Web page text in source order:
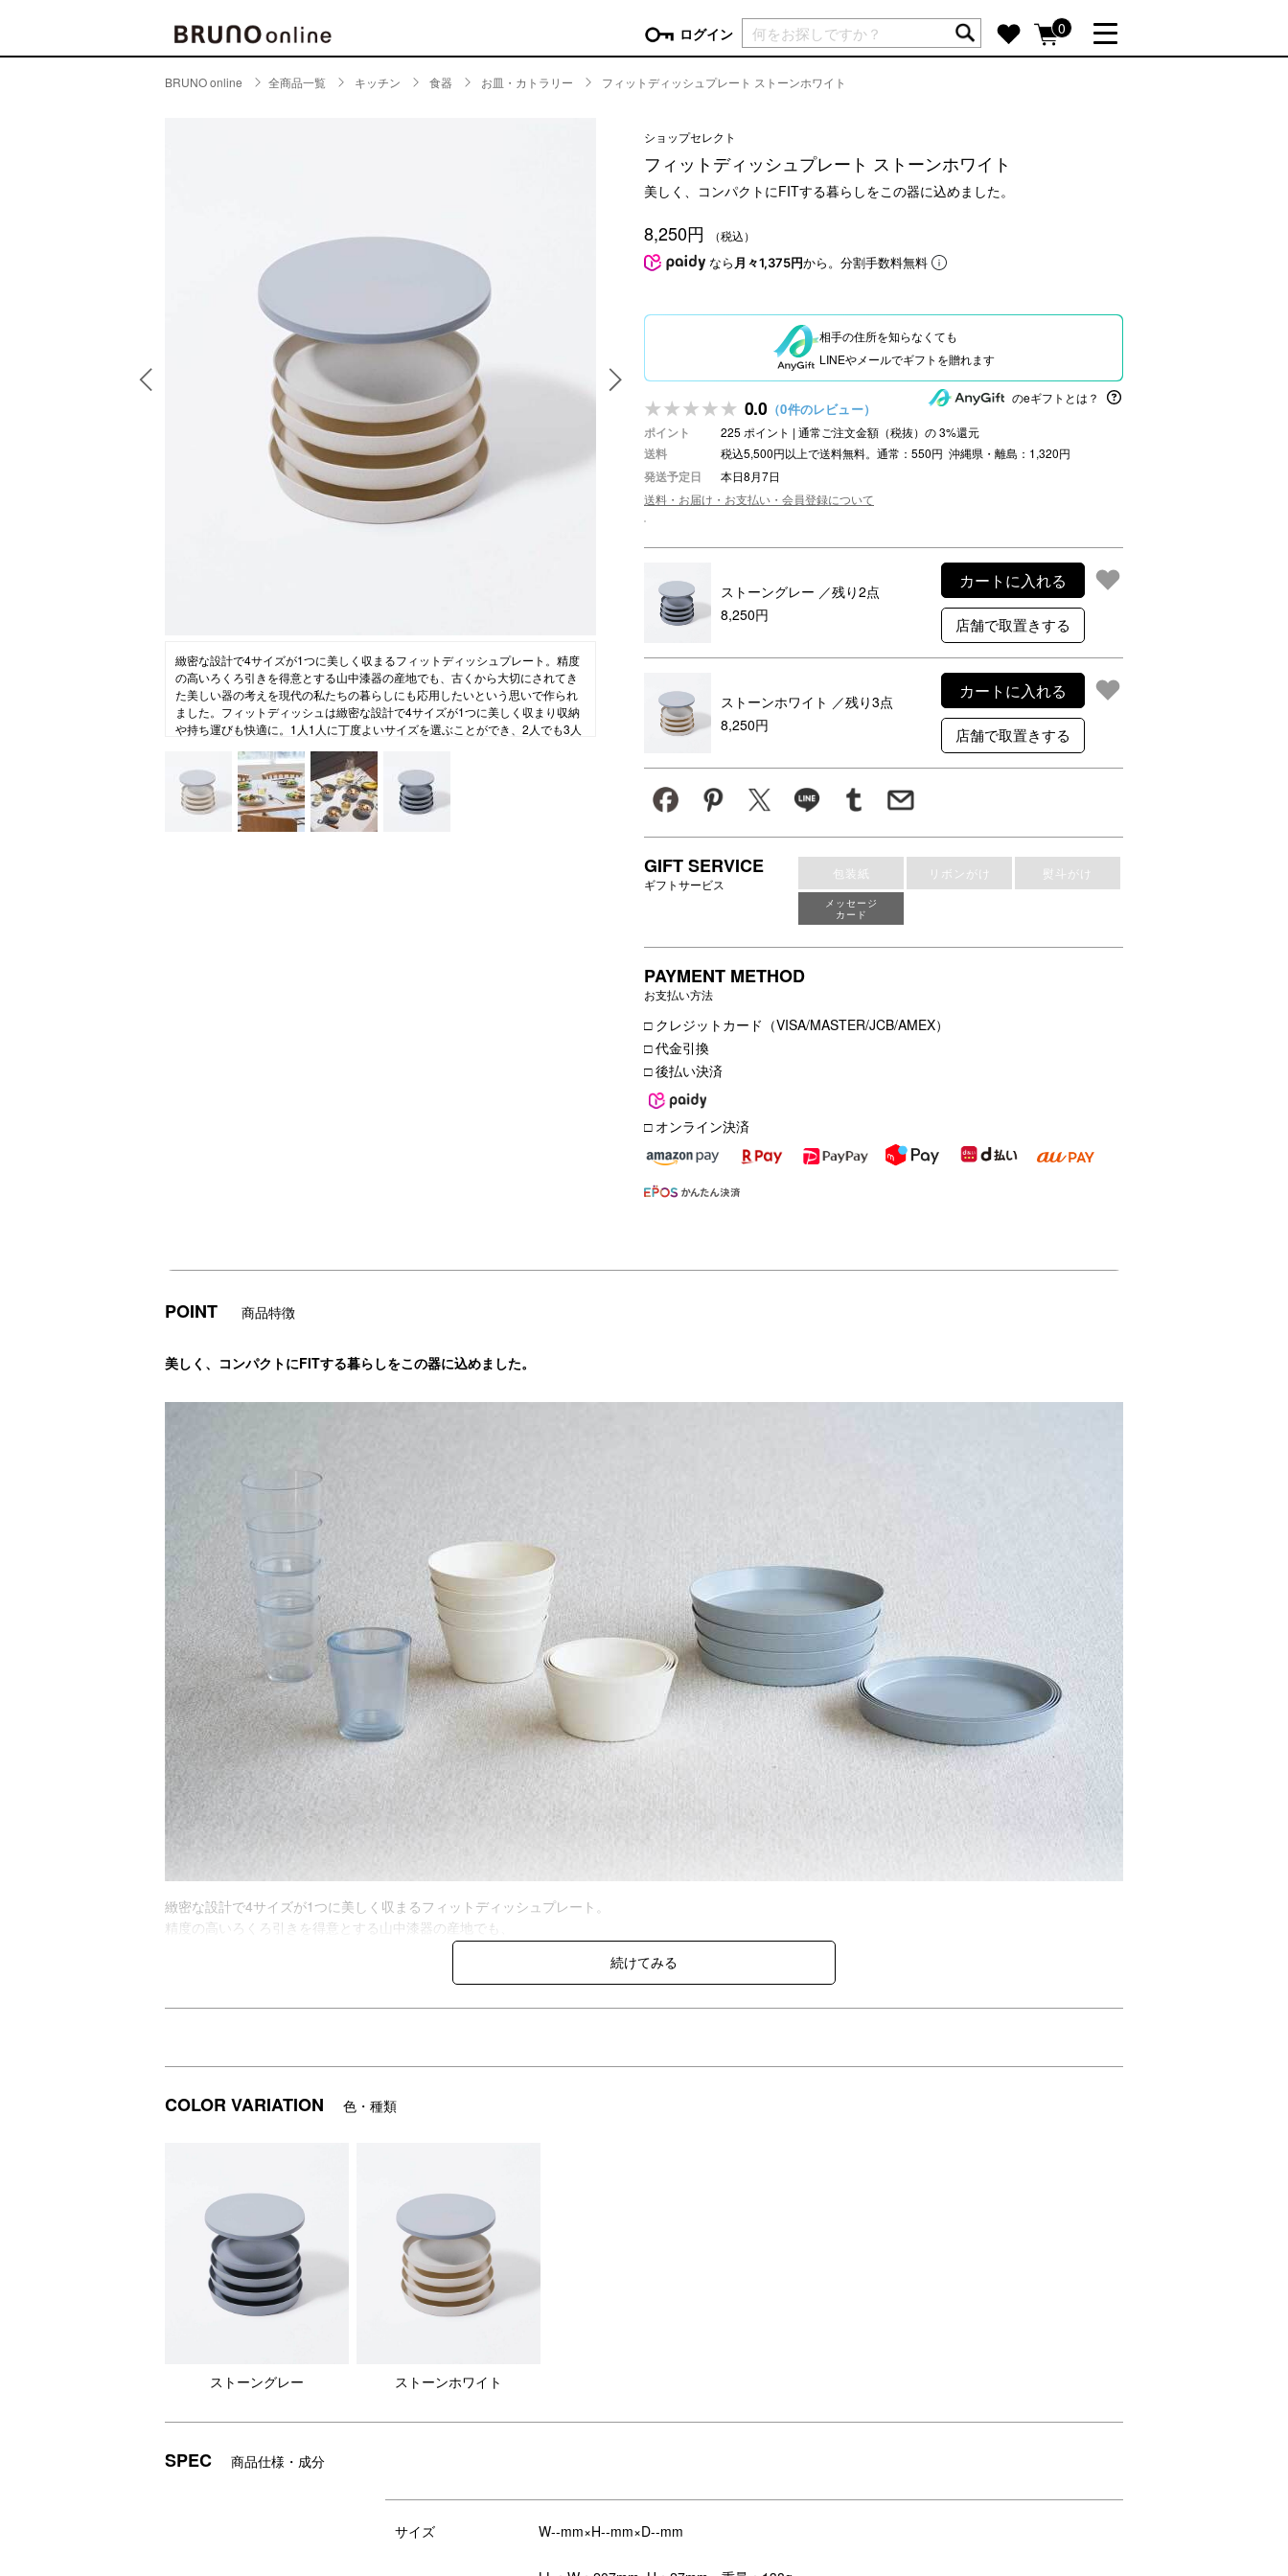
ログイン
ログイン
新規会員登録
0
現在カートには商品が入っていません。
キッチンファブリック
インテリア
家具・収納
ファブリック
ピクニックアイテム
ランチボックス・弁当箱
ランチバッグ・クーラートート
その他ピクニックアイテム
スキンケア・フェイスケア
ボディケア
アロマ
ファッション・トラベル
トラベル小物
ファッション雑貨
ベビー・キッズアイテム more
おもちゃ・トイ
その他ベビー・キッズアイテム
出産祝い
母の日ギフト
more
SUPPORT
ご利用案内
ギフトサービス
BRUNO online 全商品一覧 キッチン 食器 お皿・カトラリー フィットディッシュプレート ストーンホワイト
緻密な設計で4サイズが1つに美しく収まるフィットディッシュプレート。精度
の高いろくろ引きを得意とする山中漆器の産地でも、古くから大切にされてき
た美しい器の考えを現代の私たちの暮らしにも応用したいという思いで作られ
ました。フィットディッシュは緻密な設計で4サイズが1つに美しく収まり収納
や持ち運びも快適に。1人1人に丁度よいサイズを選ぶことができ、2人でも3人
ショップセレクト
フィットディッシュプレート ストーンホワイト
美しく、コンパクトにFITする暮らしをこの器に込めました。
8,250円 （税込）
なら 月々1,375円から。分割手数料無料
相手の住所を知らなくても
LINEやメールでギフトを贈れます
のeギフトとは？
0.0 （0件のレビュー）
ポイント 225 ポイント | 通常ご注文金額（税抜）の3%還元
送料 税込5,500円以上で送料無料。通常：550円 沖縄県・離島：1,320円
発送予定日
本日8月7日
送料・お届け・お支払い・会員登録について
ストーングレー ／残り2点
8,250円
カートに入れる
ストーンホワイト ／残り3点
8,250円
カートに入れる
GIFT SERVICE
ギフトサービス
包装紙 リボンがけ 熨斗がけ
メッセージ
カード
PAYMENT METHOD
お支払い方法
□ クレジットカード（VISA/MASTER/JCB/AMEX）
□ 代金引換
□ 後払い決済
□ オンライン決済
POINT 商品特徴
美しく、コンパクトにFITする暮らしをこの器に込めました。
緻密な設計で4サイズが1つに美しく収まるフィットディッシュプレート。
精度の高いろくろ引きを得意とする山中漆器の産地でも、
古くから大切にされてきた美しい器の考えを現代の私たちの暮らしにも応用したいという思いで作られました。
フィットディッシュは緻密な設計で4サイズが1つに美しく収まり収納や持ち運びも快適に。
1人1人に丁度よいサイズを選ぶことができ、2人でも3人でも組み合わせで使い方は広がります。
ができ、2人でも3人でも組み合わせ
で使い方はいろいろ！
COLOR VARIATION 色・種類
ストーングレー ストーンホワイト
SPEC 商品仕様・成分
サイズ W--mm×H--mm×D--mm